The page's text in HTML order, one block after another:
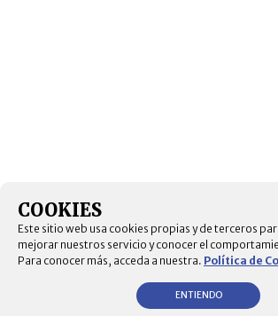
COOKIES
Este sitio web usa cookies propias y de terceros
mejorar nuestros servicio y conocer el
Para conocer más, acceda a nuestra. Política de
ENTIENDO